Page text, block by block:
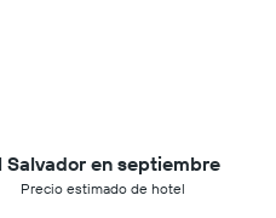
Salvador en septiembre
Precio estimado de hotel